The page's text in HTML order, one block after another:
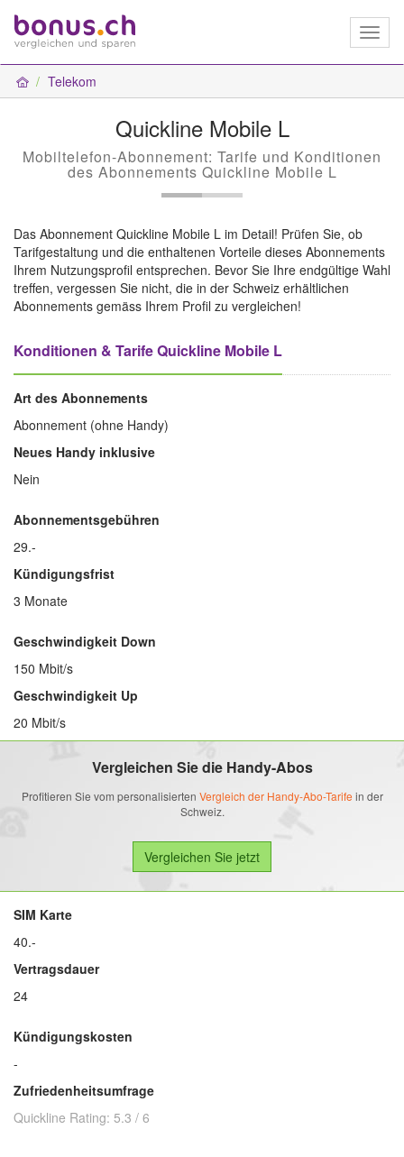
Telekom
Quickline Mobile L
Mobiltelefon-Abonnement: Tarife und Konditionen
des Abonnements Quickline Mobile L
Das Abonnement Quickline Mobile L im Detail! Prüfen Sie, ob
Tarifgestaltung und die enthaltenen Vorteile dieses Abonnements
Ihrem Nutzungsprofil entsprechen. Bevor Sie Ihre endgültige Wahl
treffen, vergessen Sie nicht, die in der Schweiz erhältlichen
Abonnements gemäss Ihrem Profil zu vergleichen!
Konditionen & Tarife Quickline Mobile L
Art des Abonnements
Abonnement (ohne Handy)
Neues Handy inklusive
Nein
Abonnementsgebühren
29.-
Kündigungsfrist
3 Monate
Geschwindigkeit Down
150 Mbit/s
Geschwindigkeit Up
20 Mbit/s
Vergleichen Sie die Handy-Abos
Profitieren Sie vom personalisierten Vergleich der Handy-Abo-Tarife in der
Schweiz.
SIM Karte
40.-
Vertragsdauer
24
Kündigungskosten
-
Zufriedenheitsumfrage
Quickline Rating: 5.3 / 6